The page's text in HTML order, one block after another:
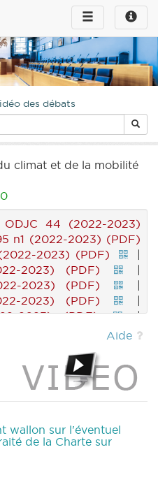
Toggle
infos
Toggle
navigation
des débats
climat et de la mobilité
ODJC 44 (2022-2023)
n1 (2022-2023) (PDF)
2023) (PDF)
|
2023) (PDF)
|
2023) (PDF)
|
2023) (PDF)
|
2023) (PDF)
|
|
2023) (PDF)
|
(PDF)
|MOTION
|MOTION 1112 n1
2023) (PDF) |
CRIC
|RAPPORT 1101 n1
Aide
wallon sur l'éventuel
de la Charte sur